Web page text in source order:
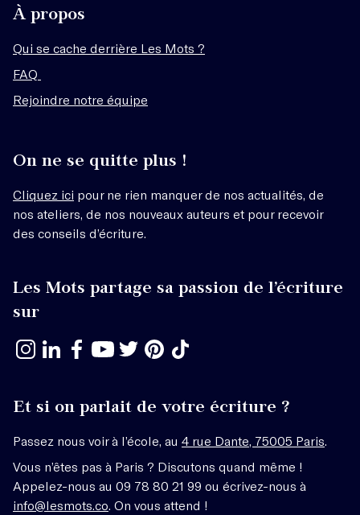
À propos
Qui se cache derrière Les Mots ?
FAQ
Rejoindre notre équipe
On ne se quitte plus !
Cliquez ici pour ne rien manquer de nos actualités, de
nos ateliers, de nos nouveaux auteurs et pour recevoir
des conseils d’écriture.
Les Mots partage sa passion de l’écriture
sur
Et si on parlait de votre écriture ?
Passez nous voir à l’école, au 4 rue Dante, 75005 Paris.
Vous n’êtes pas à Paris ? Discutons quand même !
Appelez-nous au 09 78 80 21 99 ou écrivez-nous à
info@lesmots.co. On vous attend !